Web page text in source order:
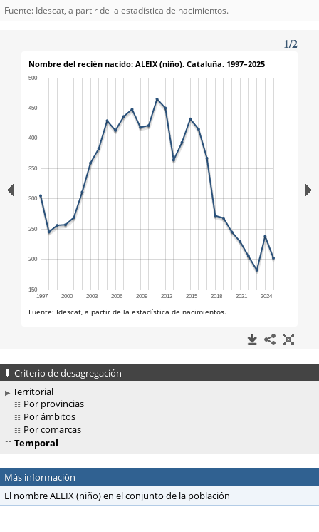
Fuente: Idescat, a partir de la estadística de nacimientos.
Criterio de desagregación
Territorial
Por provincias
Por ámbitos
Por comarcas
Temporal
Más información
El nombre ALEIX (niño) en el conjunto de la población